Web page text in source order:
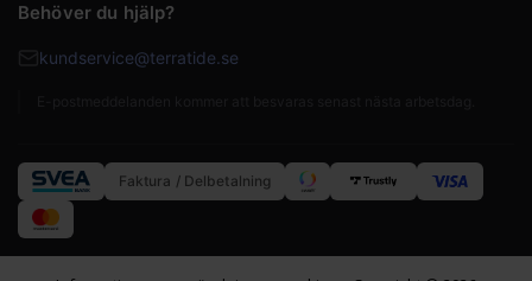
Behöver du hjälp?
kundservice@terratide.se
Faktura / Delbetalning